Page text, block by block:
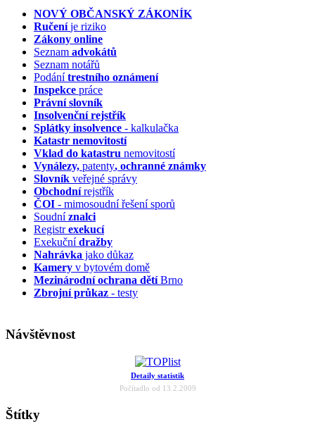
NOVÝ OBČANSKÝ ZÁKONÍK
Ručeníje riziko
Zákony online
Seznam advokátů
Seznam notářů
Podánítrestního oznámení
Inspekce práce
Právní slovník
Insolvenčnírejstřík
Splátky insolvence - kalkulačka
Katastr nemovitostí
Vklad do katastru nemovitostí
Vynálezy, patenty, ochranné známky
Slovník veřejné správy
Obchodnírejstřík
ČOI - mimosoudní řešení sporů
Soudníznalci
Registrexekucí
Exekučnídražby
Nahrávka jako důkaz
Kamery v bytovém domě
Mezinárodní ochrana dětíBrno
Zbrojní průkaz - testy
Návštěvnost
Detaily statistik
Počítadlo od 13.2.2009
Štítky